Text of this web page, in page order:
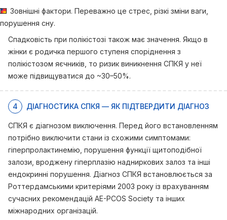
Зовнішні фактори. Переважно це стрес, різкі зміни ваги,
порушення сну.
Спадковість при полікістозі також має значення. Якщо в
жінки є родичка першого ступеня споріднення з
полікістозом яєчників, то ризик виникнення СПКЯ у неї
може підвищуватися до ~30–50%.
4 ДІАГНОСТИКА СПКЯ — ЯК ПІДТВЕРДИТИ ДІАГНОЗ
СПКЯ є діагнозом виключення. Перед його встановленням
потрібно виключити стани із схожими симптомами:
гіперпролактинемію, порушення функції щитоподібної
залози, вроджену гіперплазію надниркових залоз та інші
ендокринні порушення. Діагноз СПКЯ встановлюється за
Роттердамськими критеріями 2003 року із врахуванням
сучасних рекомендацій AE-PCOS Society та інших
міжнародних організацій.